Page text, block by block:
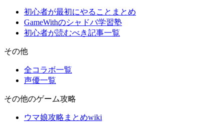
初心者が最初にやることまとめ
GameWithのシャドバ学習塾
初心者が読むべき記事一覧
その他
全コラボ一覧
声優一覧
その他のゲーム攻略
ウマ娘攻略まとめwiki